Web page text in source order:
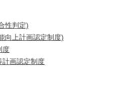
性判定)
向上計画認定制度)
度
計画認定制度